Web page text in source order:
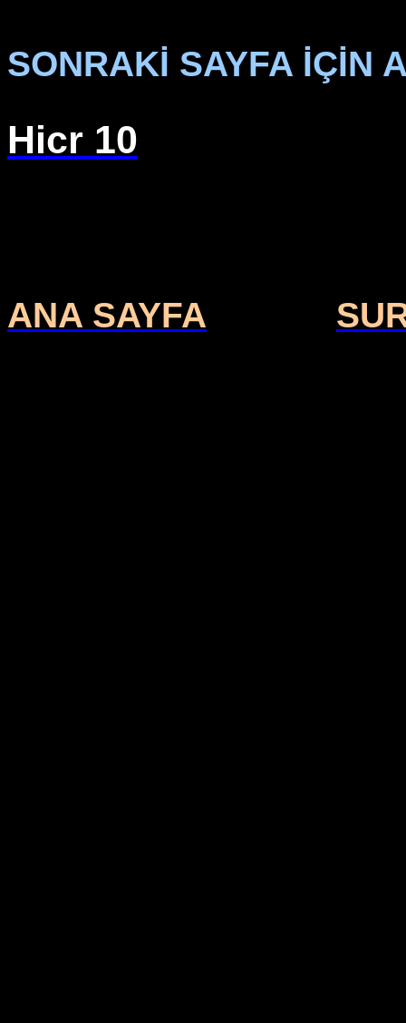
SONRAKİ SAYFA İÇİN
Hicr 10
ANA SAYFA